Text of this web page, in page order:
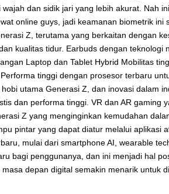
dan sidik jari yang lebih akurat. Nah
online guys, jadi keamanan biometrik
Z, terutama yang berkaitan dengan
kualitas tidur. Earbuds dengan
Laptop dan Tablet Hybrid Mobilitas
tinggi dengan prosesor terbaru
utama Generasi Z, dan inovasi dalam
dan performa tinggi. VR dan AR
Z yang menginginkan kemudahan
pintar yang dapat diatur melalui
mulai dari smartphone AI, wearable
bagi penggunanya, dan ini menjadi hal
depan digital semakin menarik untuk